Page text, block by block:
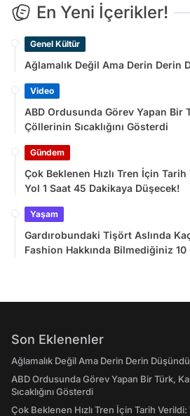
En Yeni İçerikler!
Genel Kültür
Ağlamalık Değil Ama Derin Derin
Video
ABD Ordusunda Görev Yapan Bir
Çöllerinin Sıcaklığını Gösterdi
Gündem
Çok Beklenen Hızlı Tren İçin
Yol 1 Saat 45 Dakikaya Düşecek!
Yaşam
Gardırobundaki Tişört Aslında
Fashion Hakkında Bilmediğiniz 10
Son Eklenenler
Ağlamalık Değil Ama Derin Derin
ABD Ordusunda Görev Yapan Bir Türk,
Sıcaklığını Gösterdi
Çok Beklenen Hızlı Tren İçin Tarih Verildi: